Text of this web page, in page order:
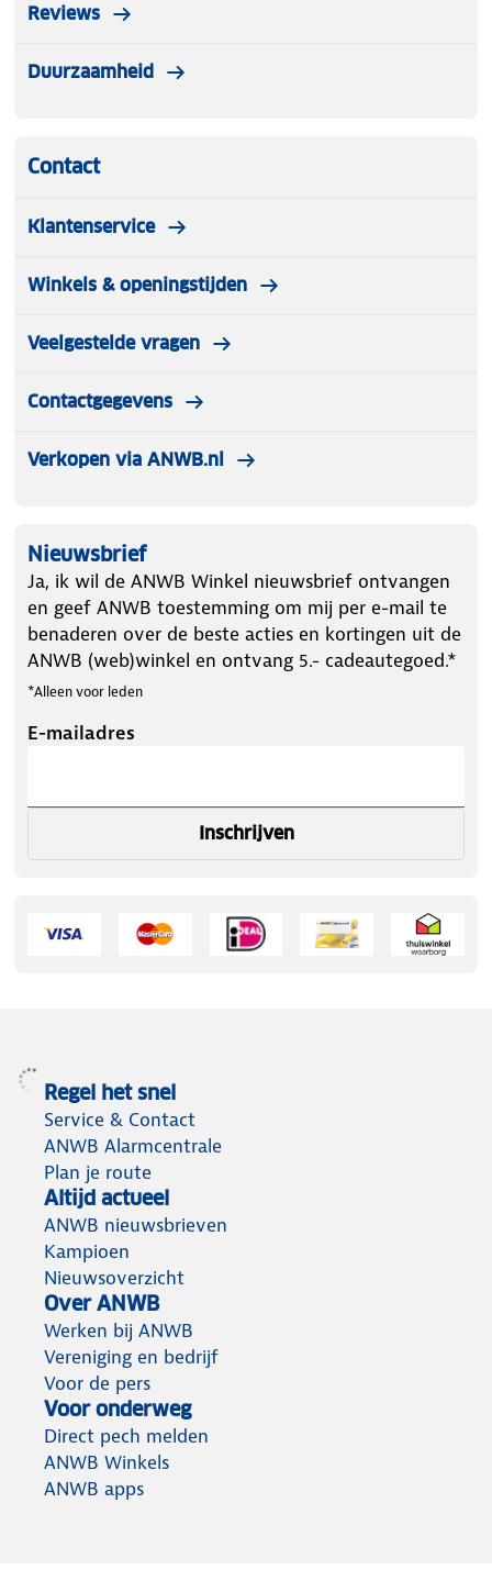
Reviews
Duurzaamheid
Contact
Klantenservice
Winkels & openingstijden
Veelgestelde vragen
Contactgegevens
Verkopen via ANWB.nl
Nieuwsbrief
Ja, ik wil de ANWB Winkel nieuwsbrief ontvangen
en geef ANWB toestemming om mij per e-mail te
benaderen over de beste acties en kortingen uit de
ANWB (web)winkel en ontvang 5.- cadeautegoed.*
*Alleen voor leden
E-mailadres
Inschrijven
Regel het snel
Service & Contact
ANWB Alarmcentrale
Plan je route
Altijd actueel
ANWB nieuwsbrieven
Kampioen
Nieuwsoverzicht
Over ANWB
Werken bij ANWB
Vereniging en bedrijf
Voor de pers
Voor onderweg
Direct pech melden
ANWB Winkels
ANWB apps